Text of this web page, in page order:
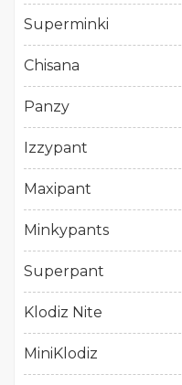
Superminki
Chisana
Panzy
Izzypant
Maxipant
Minkypants
Superpant
Klodiz Nite
MiniKlodiz